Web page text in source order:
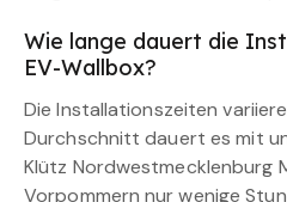
Wie lange dauert die
EV-Wallbox?
Die Installationszeiten
Durchschnitt dauert es mit
Klütz Nordwestmecklenburg
Vorpommern nur wenige